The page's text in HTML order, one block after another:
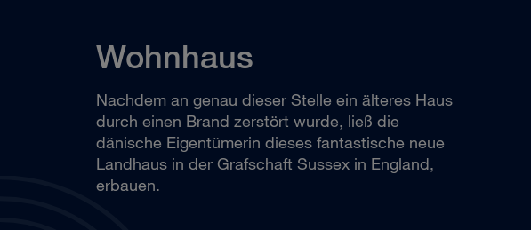
Wohnhaus
Nachdem an genau dieser Stelle ein älteres Haus
durch einen Brand zerstört wurde, ließ die
dänische Eigentümerin dieses fantastische neue
Landhaus in der Grafschaft Sussex in England,
erbauen.